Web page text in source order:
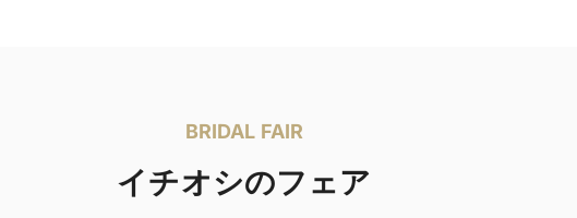
BRIDAL FAIR
イチオシのフェア